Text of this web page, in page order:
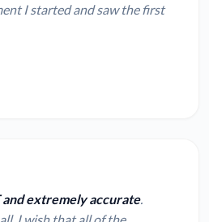
I started and saw the first
and extremely accurate.